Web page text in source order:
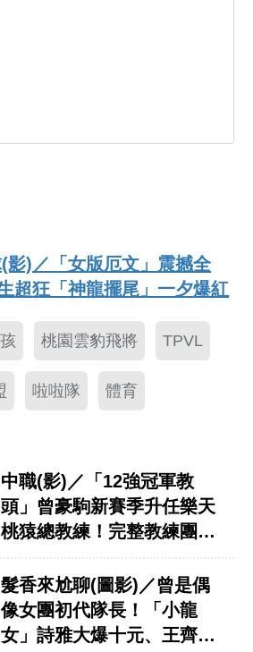
影)／「女版厄文」震撼全
超狂「神龍擺尾」一夕爆紅
桃園雲豹飛將 TPVL
啦啦隊 體育
中職(影)／「12強冠軍教
頭」曾豪駒新賽季升任樂天
桃猿總教練！完整教練團陣
髮香來尬聊(圖影)／曾是偶
像女團初代隊長！「小龍
女」詩雅大爆十元、王齊麟